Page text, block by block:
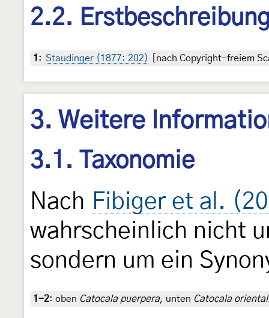
2.2.
1 : Staudinger (1877: 202) [nach Copyright-freiem
3. Weitere
3.1. Taxonomie
Nach Fibiger et al.
wahrscheinlich nicht
sondern um ein
1-2: oben Catocala puerpera, unten Catocala